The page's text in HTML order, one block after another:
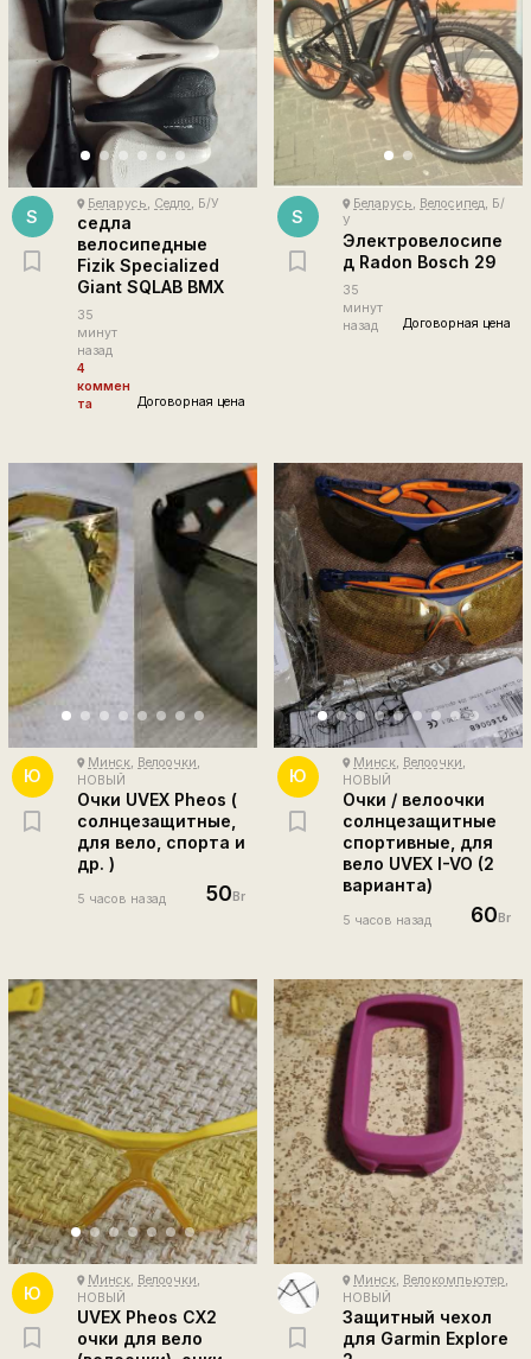
S
place Беларусь, Седло, Б/У
седла
велосипедные
Fizik Specialized
Giant SQLAB BMX
35
минут
назад
4
коммен
та
Договорная цена
S
place Беларусь, Велосипед, Б/
У
Электровелосипе
д Radon Bosch 29
35
минут
назад
Договорная цена
Ю
place Минск, Велоочки,
НОВЫЙ
Очки UVEX Pheos (
солнцезащитные,
для вело, спорта и
др. )
5 часов назад 50 Br
Ю
place Минск, Велоочки,
НОВЫЙ
Очки / велоочки
солнцезащитные
спортивные, для
вело UVEX I-VO (2
варианта)
5 часов назад 60 Br
Ю
place Минск, Велоочки,
НОВЫЙ
UVEX Pheos CX2
очки для вело
place Минск, Велокомпьютер,
НОВЫЙ
Защитный чехол
для Garmin Explore